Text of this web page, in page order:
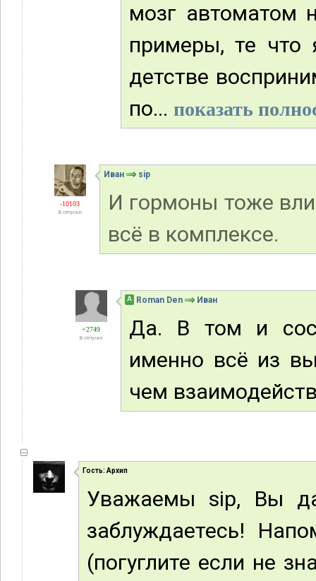
мозг автоматом
примеры, те что
детстве
по... показать
-10103
В отпуске
Иван sip
И гормоны тоже
всё в комплексе.
+2749
В отпуске
А Roman Den Иван
Да. В том и
именно всё из
чем
Гость: Архип
Уважаемы sip, Вы
заблуждаетесь!
(погуглите если не